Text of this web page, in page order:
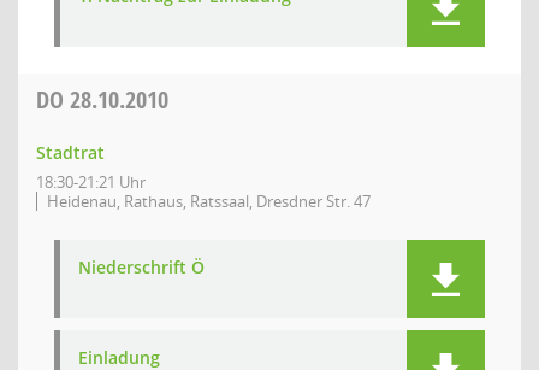
DO 28.10.2010
Stadtrat
18:30-21:21 Uhr
Heidenau, Rathaus, Ratssaal, Dresdner Str. 47
Niederschrift Ö
Einladung